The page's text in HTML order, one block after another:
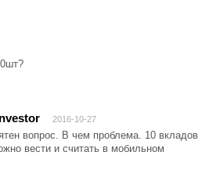
2016-10-27
вопрос. В чем проблема. 10 вкладов
вести и считать в мобильном